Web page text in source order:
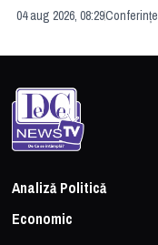
04 aug 2026, 08:29Conferințe
Analiză Politică
Economic